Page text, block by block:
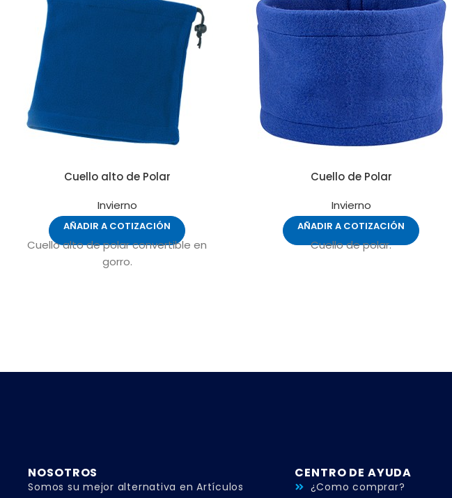
Cuello alto de Polar
Invierno
AÑADIR A COTIZACIÓN
Cuello alto de polar convertible en
gorro.
Cuello de Polar
Invierno
AÑADIR A COTIZACIÓN
Cuello de polar.
NOSOTROS
Somos su mejor alternativa en Artículos
CENTRO DE AYUDA
¿Como comprar?